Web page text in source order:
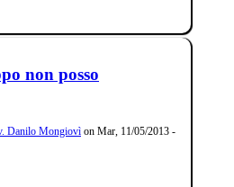
non posso
Danilo Mongiovì on Mar, 11/05/2013 -